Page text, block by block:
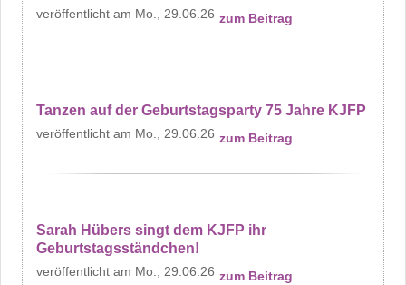
Mo., 29.06.26 zum Beitrag
Tanzen auf der Geburtstagsparty 75 Jahre KJFP
Mo., 29.06.26 zum Beitrag
Sarah Hübers singt dem KJFP ihr
Geburtstagsständchen!
Mo., 29.06.26 zum Beitrag